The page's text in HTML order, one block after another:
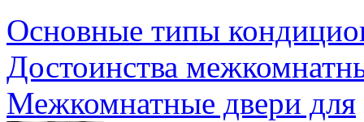
Основные типы
Достоинства
Межкомнатные двери для